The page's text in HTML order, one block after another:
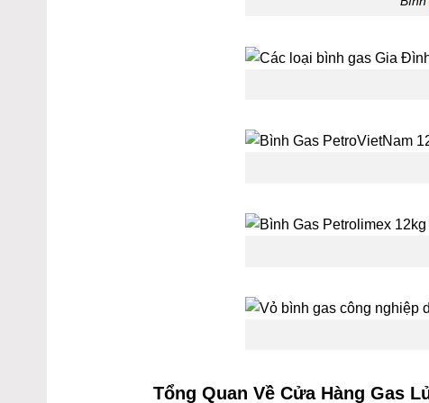
Tổng Quan VềCửa Hàng Gas